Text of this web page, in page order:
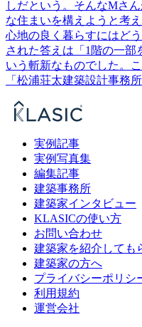
しだという。そんなMさ
な住まいを構えようと考
心地の良く暮らすにはど
された答えは「1階の一部
いう斬新なものでした。
「松浦荘太建築設計事務
実例記事
実例写真集
編集記事
建築事務所
建築家インタビュー
KLASICの使い方
お問い合わせ
建築家を紹介しても
建築家の方へ
プライバシーポリシ
利用規約
運営会社